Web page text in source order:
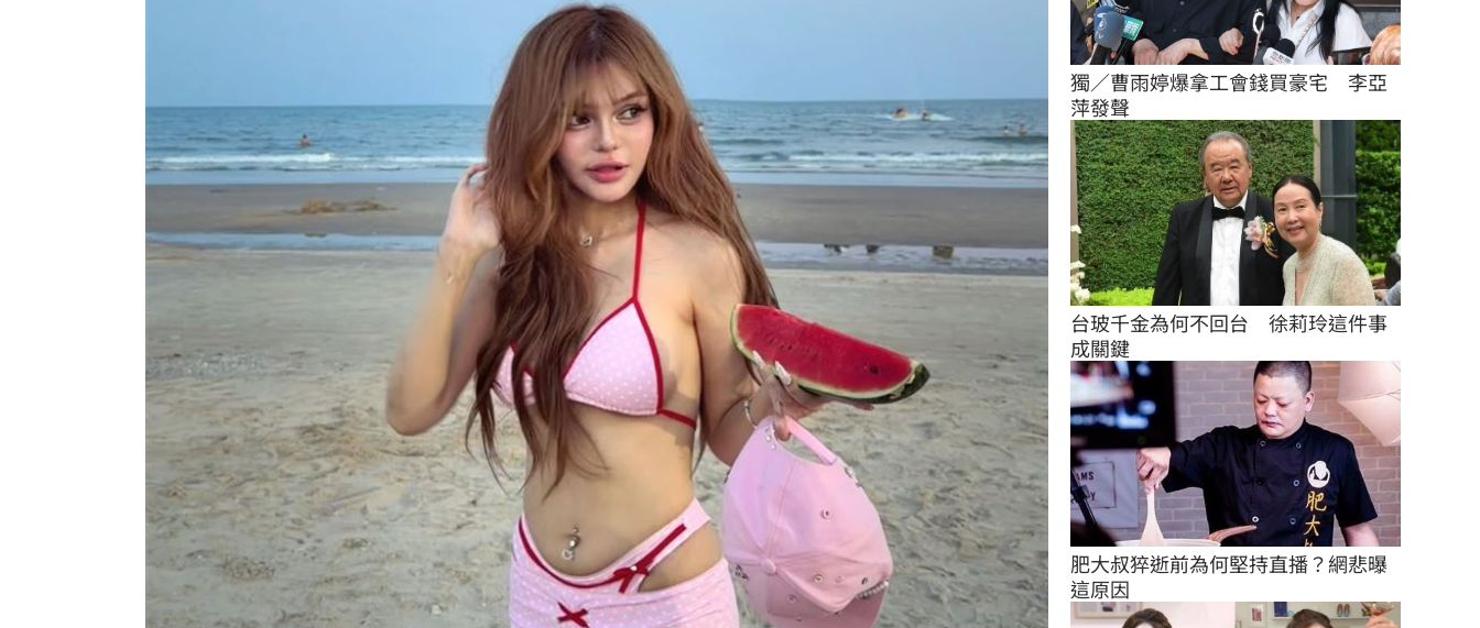
獨／曹雨婷爆拿工會錢買豪宅　李亞
萍發聲
台玻千金為何不回台　徐莉玲這件事
成關鍵
肥大叔猝逝前為何堅持直播？網悲曝
這原因